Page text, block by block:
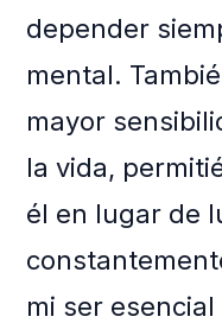
depender
mental.
mayor
la vida,
él en lugar de
mi ser